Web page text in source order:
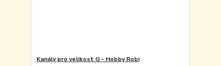
Kanály pro velikost G - Hobby Robi